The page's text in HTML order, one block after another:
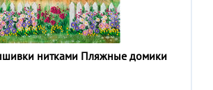
нитками Пляжные домики